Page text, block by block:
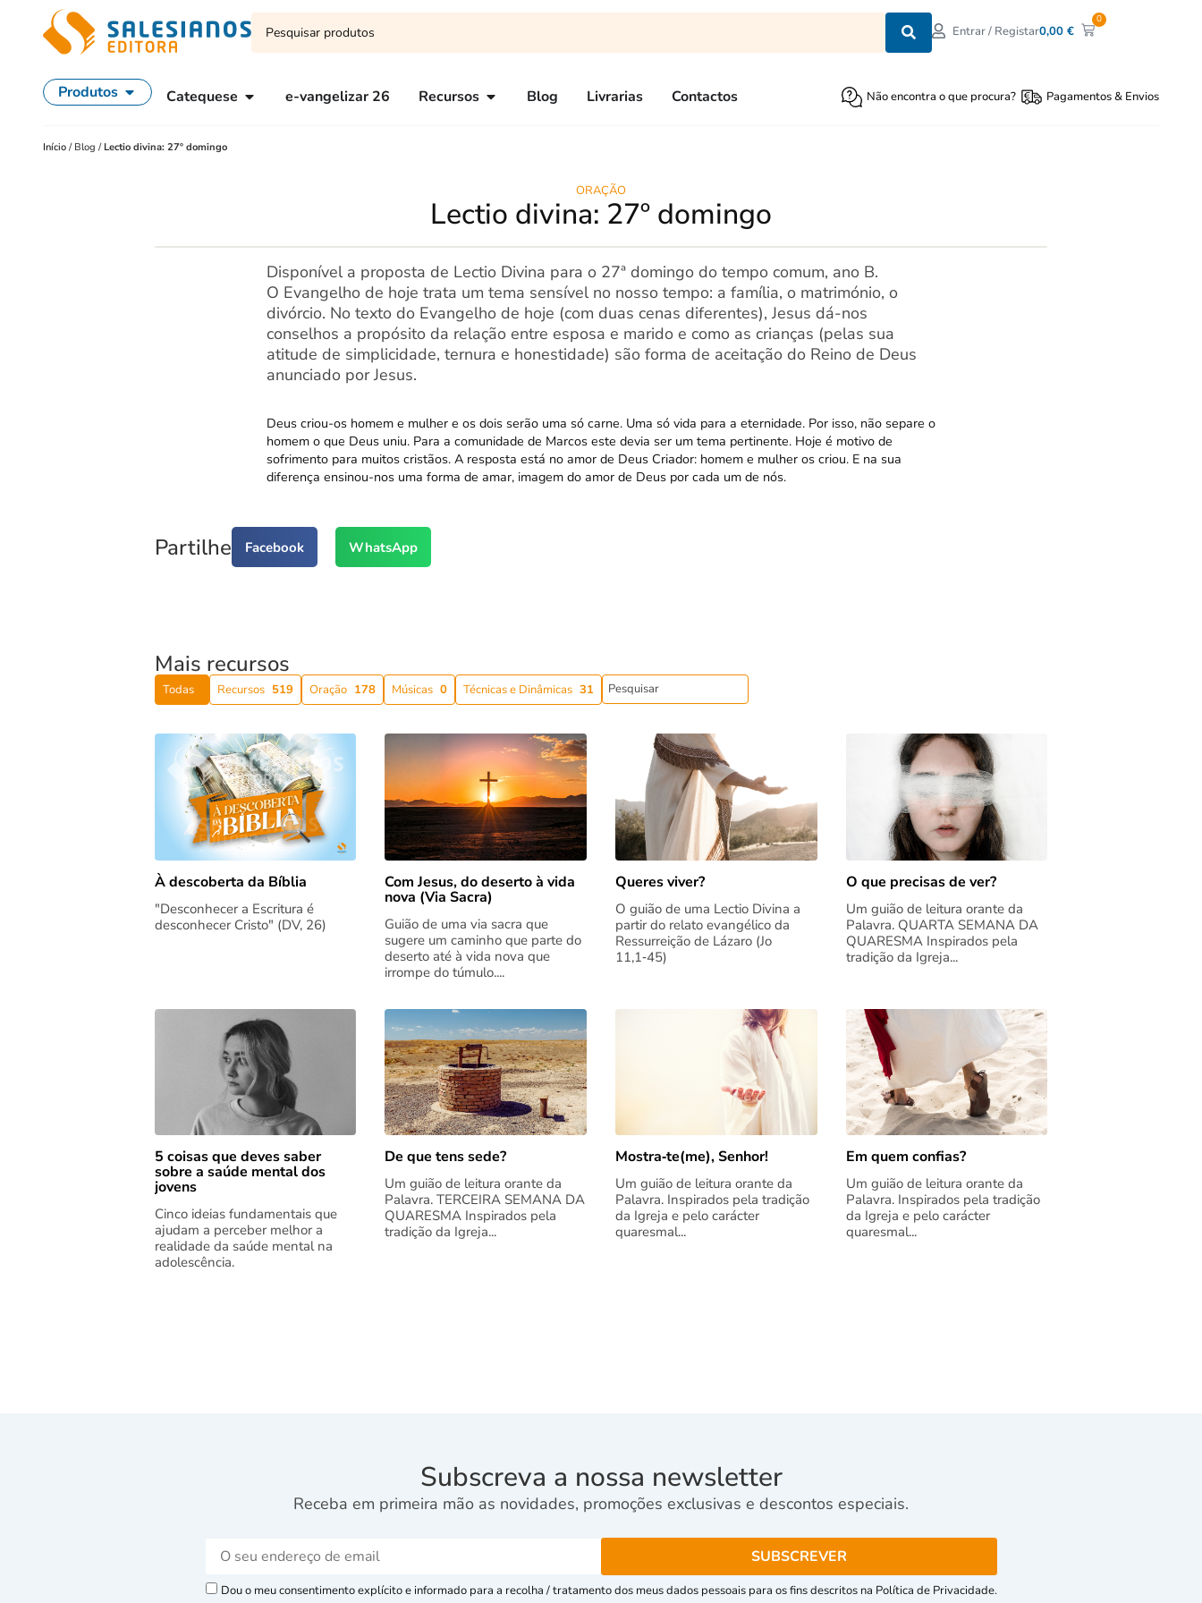
Entrar / Registar0,00€
0
Produtos Catequese e-vangelizar 26 Recursos Blog Livrarias Contactos Não encontra o que procura? Pagamentos & Envios
Início / Blog /Lectio divina: 27º domingo
ORAÇÃO
Lectio divina: 27º domingo
Disponível a proposta de Lectio Divina para o 27ª domingo do tempo comum, ano B.
O Evangelho de hoje trata um tema sensível no nosso tempo: a família, o matrimónio, o
divórcio. No texto do Evangelho de hoje (com duas cenas diferentes), Jesus dá-nos
conselhos a propósito da relação entre esposa e marido e como as crianças (pelas sua
atitude de simplicidade, ternura e honestidade) são forma de aceitação do Reino de Deus
anunciado por Jesus.
Deus criou-os homem e mulher e os dois serão uma só carne. Uma só vida para a eternidade. Por isso, não separe o
homem o que Deus uniu. Para a comunidade de Marcos este devia ser um tema pertinente. Hoje é motivo de
sofrimento para muitos cristãos. A resposta está no amor de Deus Criador: homem e mulher os criou. E na sua
diferença ensinou-nos uma forma de amar, imagem do amor de Deus por cada um de nós.
Partilhe Facebook WhatsApp
Mais recursos
Todas Recursos 519 Oração 178 Músicas 0 Técnicas e Dinâmicas 31
À descoberta da Bíblia
"Desconhecer a Escritura é
desconhecer Cristo" (DV, 26)
Com Jesus, do deserto à vida
nova (Via Sacra)
Guião de uma via sacra que
sugere um caminho que parte do
deserto até à vida nova que
irrompe do túmulo....
Queres viver?
O guião de uma Lectio Divina a
partir do relato evangélico da
Ressurreição de Lázaro (Jo
11,1‑45)
O que precisas de ver?
Um guião de leitura orante da
Palavra. QUARTA SEMANA DA
QUARESMA Inspirados pela
tradição da Igreja...
5 coisas que deves saber
sobre a saúde mental dos
jovens
Cinco ideias fundamentais que
ajudam a perceber melhor a
realidade da saúde mental na
adolescência.
De que tens sede?
Um guião de leitura orante da
Palavra. TERCEIRA SEMANA DA
QUARESMA Inspirados pela
tradição da Igreja...
Mostra‑te(me), Senhor!
Um guião de leitura orante da
Palavra. Inspirados pela tradição
da Igreja e pelo carácter
quaresmal...
Em quem confias?
Um guião de leitura orante da
Palavra. Inspirados pela tradição
da Igreja e pelo carácter
quaresmal...
Subscreva a nossa newsletter
Receba em primeira mão as novidades, promoções exclusivas e descontos especiais.
Dou o meu consentimento explícito e informado para a recolha / tratamento dos meus dados pessoais para os fins descritos na Política de Privacidade.